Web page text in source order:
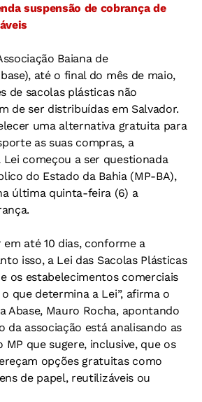
suspensão de cobrança de
Baiana de
até o final do mês de maio,
de sacolas plásticas não
de ser distribuídas em Salvador.
uma alternativa gratuita para
as suas compras, a
começou a ser questionada
do Estado da Bahia (MP-BA),
última quinta-feira (6) a
até 10 dias, conforme a
isso, a Lei das Sacolas Plásticas
os estabelecimentos comerciais
que determina a Lei”, afirma o
Abase, Mauro Rocha, apontando
da associação está analisando as
MP que sugere, inclusive, que os
opções gratuitas como
de papel, reutilizáveis ou